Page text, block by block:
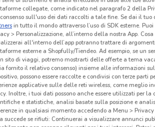
collegate, come indicato nel paragrafo 2 della
sull'uso dei dati raccolti a tale fine. Se dai il tuo
in tutto il mondo attraverso l’uso di SDK esterne.
> Personalizzazione, all’interno della nostra App.
all'interno dell’app potranno trattare di
esterne a Shopfully/Tiendeo. Ad esempio, se un
sito di viaggi, potremo mostrarti delle offerte a tema
fornito il relativo consenso) insieme alle informazioni
possono essere raccolte e condivisi con terze
applicative sulle delle reti wireless, come meglio
Inoltre, i tuoi dati possono anche essere utilizzati per la
e statistiche, analisi basate sulla posizione e
in qualsiasi momento accedendo a Menu >
succede se rifiuti: Continuerai a visualizzare annunci